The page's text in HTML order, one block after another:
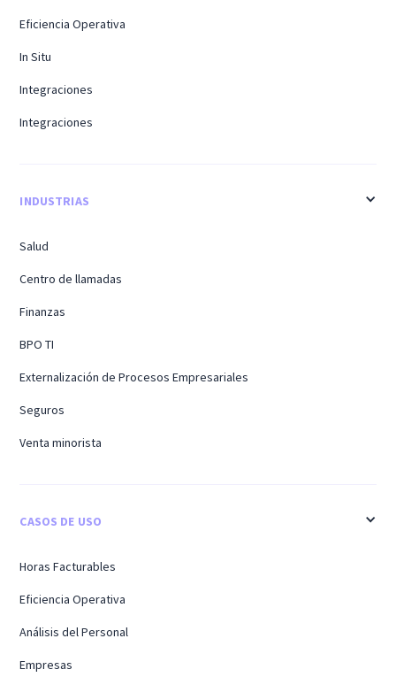
Eficiencia Operativa
In Situ
Integraciones
Integraciones
INDUSTRIAS
Salud
Centro de llamadas
Finanzas
BPO TI
Externalización de Procesos Empresariales
Seguros
Venta minorista
CASOS DE USO
Horas Facturables
Eficiencia Operativa
Análisis del Personal
Empresas